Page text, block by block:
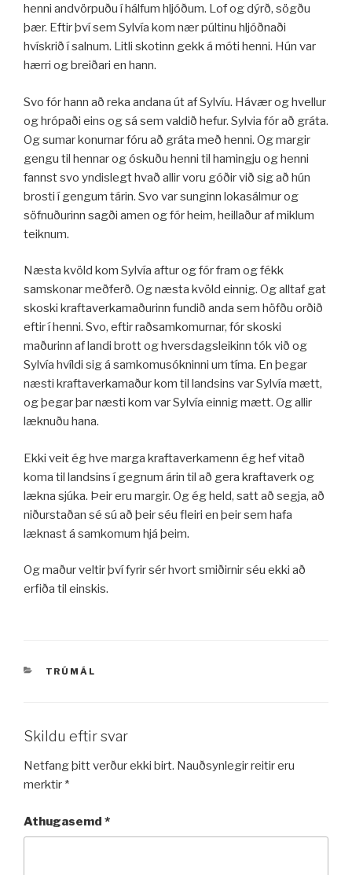
henni andvörpuðu í hálfum hljóðum. Lof og dýrð, sögðu
þær. Eftir því sem Sylvía kom nær púltinu hljóðnaði
hvískrið í salnum. Litli skotinn gekk á móti henni. Hún var
hærri og breiðari en hann.
Svo fór hann að reka andana út af Sylvíu. Hávær og hvellur
og hrópaði eins og sá sem valdið hefur. Sylvia fór að gráta.
Og sumar konurnar fóru að gráta með henni. Og margir
gengu til hennar og óskuðu henni til hamingju og henni
fannst svo yndislegt hvað allir voru góðir við sig að hún
brosti í gengum tárin. Svo var sunginn lokasálmur og
söfnuðurinn sagði amen og fór heim, heillaður af miklum
teiknum.
Næsta kvöld kom Sylvía aftur og fór fram og fékk
samskonar meðferð. Og næsta kvöld einnig. Og alltaf gat
skoski kraftaverkamaðurinn fundið anda sem höfðu orðið
eftir í henni. Svo, eftir raðsamkomurnar, fór skoski
maðurinn af landi brott og hversdagsleikinn tók við og
Sylvía hvíldi sig á samkomusókninni um tíma. En þegar
næsti kraftaverkamaður kom til landsins var Sylvía mætt,
og þegar þar næsti kom var Sylvía einnig mætt. Og allir
læknuðu hana.
Ekki veit ég hve marga kraftaverkamenn ég hef vitað
koma til landsins í gegnum árin til að gera kraftaverk og
lækna sjúka. Þeir eru margir. Og ég held, satt að segja, að
niðurstaðan sé sú að þeir séu fleiri en þeir sem hafa
læknast á samkomum hjá þeim.
Og maður veltir því fyrir sér hvort smiðirnir séu ekki að
erfiða til einskis.
VÖRUFLOKKAR
TRÚMÁL
Skildu eftir svar
Netfang þitt verður ekki birt. Nauðsynlegir reitir eru
merktir *
Athugasemd *